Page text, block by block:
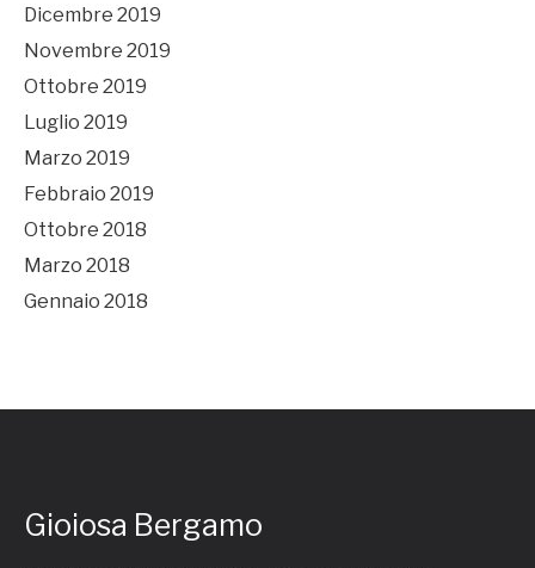
Dicembre 2019
Novembre 2019
Ottobre 2019
Luglio 2019
Marzo 2019
Febbraio 2019
Ottobre 2018
Marzo 2018
Gennaio 2018
Gioiosa Bergamo